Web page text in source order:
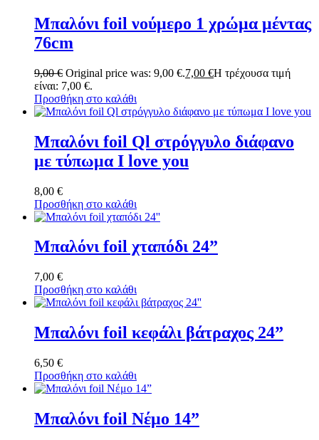
Μπαλόνι foil νούμερο 1 χρώμα μέντας
76cm
9,00€ Original price was: 9,00 €.7,00 €Η τρέχουσα τιμή
είναι: 7,00 €.
Προσθήκη στο καλάθι
Μπαλόνι foil Ql στρόγγυλο διάφανο
με τύπωμα I love you
8,00 €
Προσθήκη στο καλάθι
Μπαλόνι foil χταπόδι 24”
7,00 €
Προσθήκη στο καλάθι
Μπαλόνι foil κεφάλι βάτραχος 24”
6,50 €
Προσθήκη στο καλάθι
Μπαλόνι foil Νέμο 14”